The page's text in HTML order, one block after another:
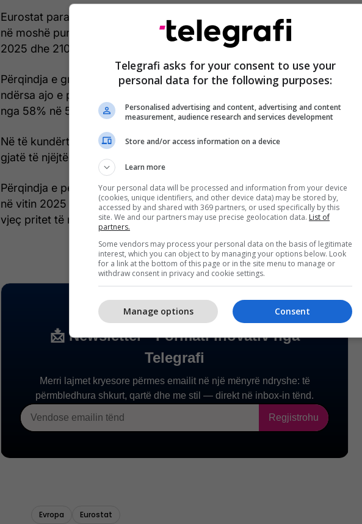
Eurostat parashikon se përqindja e fëmijëve, të rinjve dhe personave
në moshë pune në popullsinë e përgjithshme do të bjerë midis viteve
2025 dhe 2100.
Përqindja e grupmoshës 0-19 vjeç pritet të bie nga 20% në 17%
ndërsa ajo e personave të moshës 20-64 vjeç parashikohet të ulet
nga 58% në 50%.
Në të kundërtën e kësaj, pjesa e popullsisë së moshuar pritet të rritet
gjatë të njëjtës periudhë.
Përqindja e personave të moshës 65-79 vjeç pritet të rritet nga 16%
në vitin 2025 në 17% në vitin 2100 ndërsa ajo e personave mbi 80-
vjeç pritet të rritet ndjeshëm nga 6% në 16%. /AA/
Telegrafi asks for your consent to use your
personal data for the following purposes:
Personalised advertising and content, advertising and content
measurement, audience research and services development
Store and/or access information on a device
Learn more
Your personal data will be processed and information from your device
(cookies, unique identifiers, and other device data) may be stored by,
accessed by and shared with 369 partners, or used specifically by this
site. We and our partners may use precise geolocation data. List of
partners.
Some vendors may process your personal data on the basis of legitimate
interest, which you can object to by managing your options below. Look
for a link at the bottom of this page or in the site menu to manage or
withdraw consent in privacy and cookie settings.
Consent
Manage options